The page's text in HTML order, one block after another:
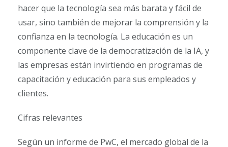
hacer que la tecnología sea más barata y fácil de
usar, sino también de mejorar la comprensión y la
confianza en la tecnología. La educación es un
componente clave de la democratización de la IA, y
las empresas están invirtiendo en programas de
capacitación y educación para sus empleados y
clientes.
Cifras relevantes
Según un informe de PwC, el mercado global de la